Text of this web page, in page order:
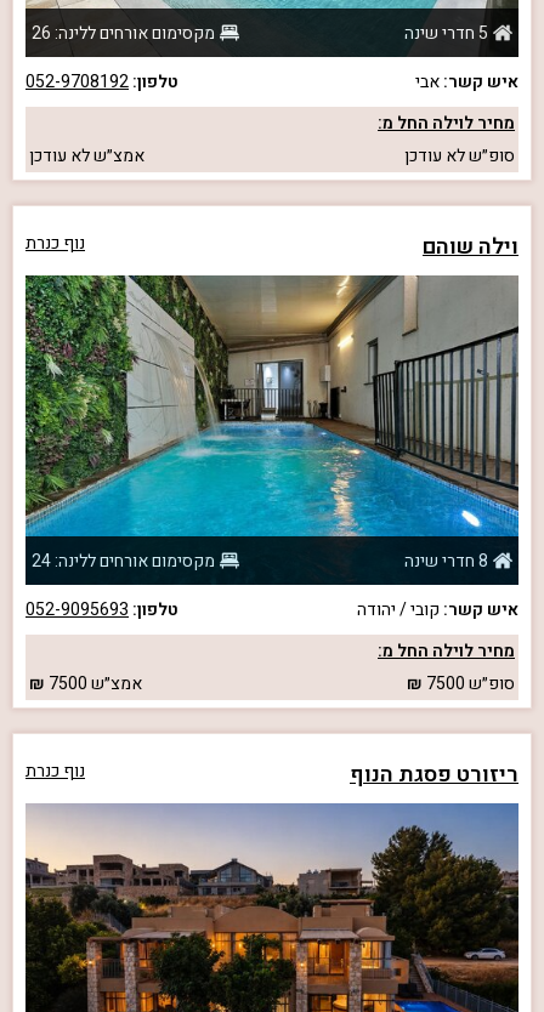
5 חדרי שינה
מקסימום אורחים ללינה: 26
איש קשר:אבי טלפון:052-9708192
מחיר לוילה החל מ:
סופ״שלא עודכן אמצ״שלא עודכן
וילה שוהם נוף כנרת
8 חדרי שינה
מקסימום אורחים ללינה: 24
איש קשר: קובי / יהודה טלפון: 052-9095693
מחיר לוילה החל מ:
סופ״ש7500 אמצ״ש7500
ריזורט פסגת הנוף נוף כנרת